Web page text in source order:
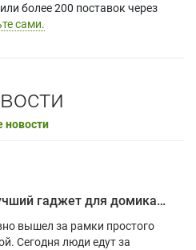
более 200 поставок через
сами.
новости
Почему проектор – лучший гаджет для домика в глэмпинге
вышел за рамки простого
Сегодня люди едут за